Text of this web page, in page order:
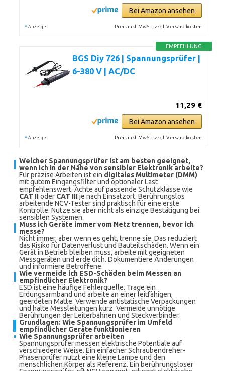
Bei Amazon ansehen
* Anzeige Preis inkl. MwSt., zzgl. Versandkosten
EMPFEHLUNG
BGS Diy 726 | Spannungsprüfer |
6-380 V | AC/DC
11,29 €
Bei Amazon ansehen
* Anzeige Preis inkl. MwSt., zzgl. Versandkosten
Welcher Spannungsprüfer ist am besten geeignet,
wenn ich in der Nähe von sensibler Elektronik arbeite?
Für präzise Arbeiten ist ein digitales Multimeter (DMM)
mit gutem Eingangsfilter und optionaler Last
empfehlenswert. Achte auf passende Schutzklasse wie
CAT IIoder CAT IIIje nach Einsatzort. Berührungslos
arbeitende NCV-Tester sind praktisch für eine erste
Kontrolle. Nutze sie aber nicht als einzige Bestätigung bei
sensiblen Systemen.
Muss ich Geräte immer vom Netz trennen, bevor ich
messe?
Nicht immer, aber wenn es geht, trenne sie. Das reduziert
das Risiko für Datenverlust und Bauteilschäden. Wenn ein
Gerät in Betrieb bleiben muss, arbeite mit geeigneten
Messgeräten und erde dich. Dokumentiere Änderungen
und informiere Betroffene.
Wie vermeide ich ESD-Schäden beim Messen an
empfindlicher Elektronik?
ESD ist eine häufige Fehlerquelle. Trage ein
Erdungsarmband und arbeite an einer leitfähigen,
geerdeten Matte. Verwende antistatische Verpackungen
und halte Messleitungen kurz. Vermeide unnötige
Berührungen der Leiterbahnen und Steckverbinder.
Grundlagen: Wie Spannungsprüfer im Umfeld
empfindlicher Geräte funktionieren
Wie Spannungsprüfer arbeiten
Spannungsprüfer messen elektrische Potentiale auf
verschiedene Weise. Ein einfacher Schraubendreher-
Phasenprüfer nutzt eine kleine Lampe und den
menschlichen Körper als Referenz. Ein berührungsloser